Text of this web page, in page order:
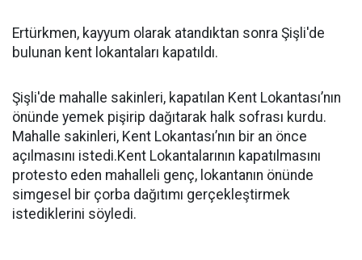
Ertürkmen, kayyum olarak atandıktan sonra Şişli'de
bulunan kent lokantaları kapatıldı.
Şişli'de mahalle sakinleri, kapatılan Kent Lokantası’nın
önünde yemek pişirip dağıtarak halk sofrası kurdu.
Mahalle sakinleri, Kent Lokantası’nın bir an önce
açılmasını istedi.Kent Lokantalarının kapatılmasını
protesto eden mahalleli genç, lokantanın önünde
simgesel bir çorba dağıtımı gerçekleştirmek
istediklerini söyledi.